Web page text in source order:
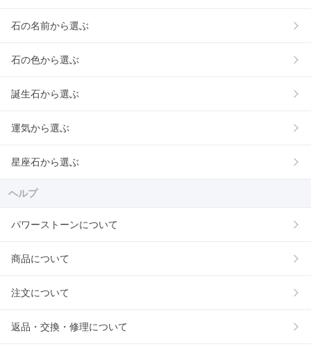
石の名前から選ぶ
石の色から選ぶ
誕生石から選ぶ
運気から選ぶ
星座石から選ぶ
ヘルプ
パワーストーンについて
商品について
注文について
返品・交換・修理について